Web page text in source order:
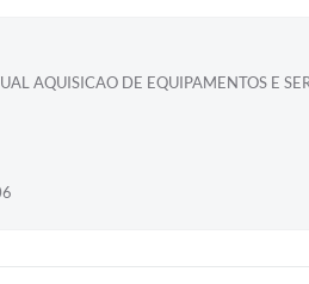
AQUISICAO DE EQUIPAMENTOS E